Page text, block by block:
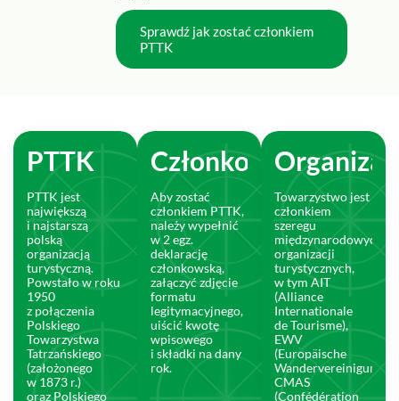
Sprawdź jak zostać członkiem
PTTK
PTTK
PTTK jest
największą
i najstarszą
polską
organizacją
turystyczną.
Powstało w roku
1950
z połączenia
Polskiego
Towarzystwa
Tatrzańskiego
(założonego
w 1873 r.)
oraz Polskiego
Członkostwo
Aby zostać
członkiem PTTK,
należy wypełnić
w 2 egz.
deklarację
członkowską,
załączyć zdjęcie
formatu
legitymacyjnego,
uiścić kwotę
wpisowego
i składki na dany
rok.
Towarzystwo jest
członkiem
szeregu
międzynarodowych
organizacji
turystycznych,
w tym AIT
(Alliance
Internationale
de Tourisme),
EWV
(Europäische
Wandervereinigung),
CMAS
(Confédération